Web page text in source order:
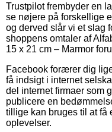
Trustpilot frembyder en
se nøjere på forskellige
og derved slår vi et slag
shoppens omtaler af
15 x 21 cm – Marmor
Facebook forærer dig
få indsigt i internet
del internet firmaer som
publicere en
tillige kan bruges til at få
oplevelser.